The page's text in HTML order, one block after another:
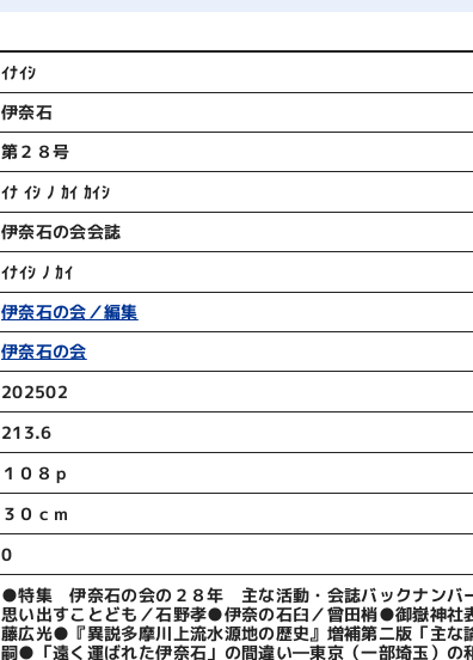
ｲﾅｲｼ
伊奈石
第２８号
ｲﾅ ｲｼ ﾉ ｶｲ ｶｲｼ
伊奈石の会会誌
ｲﾅｲｼ ﾉ ｶｲ
伊奈石の会／編集
伊奈石の会
202502
213.6
１０８ｐ
３０ｃｍ
0
●特集 伊奈石の会の２８年 主な活動・会誌バックナンバ
思い出すことども／石野孝●伊奈の石臼／曾田梢●御嶽神社
藤広光●『異説多摩川上流水源地の歴史』増補第二版「主な
嗣●「遠く運ばれた伊奈石」の間違い―東京（一部埼玉）の